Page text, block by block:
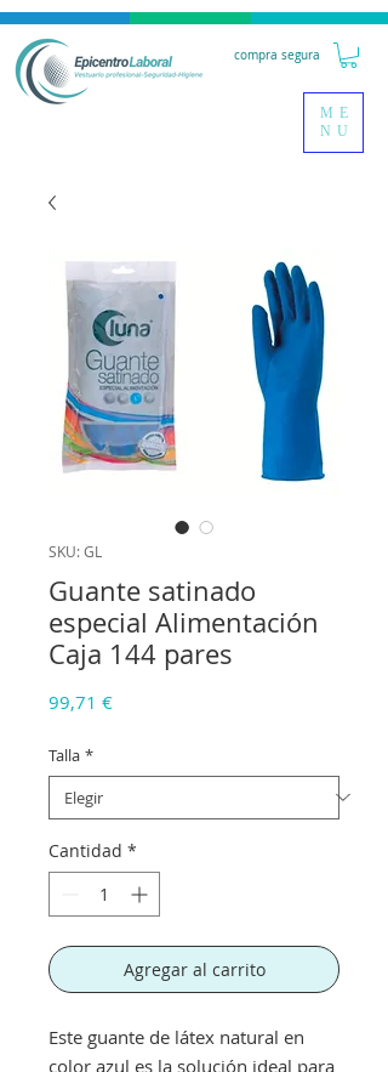
compra segura
ME
NU
SKU: GL
Guante satinado
especial Alimentación
Caja 144 pares
99,71 €Precio
Talla *
Cantidad *
Agregar al carrito
Este guante de látex natural en
color azul es la solución ideal para